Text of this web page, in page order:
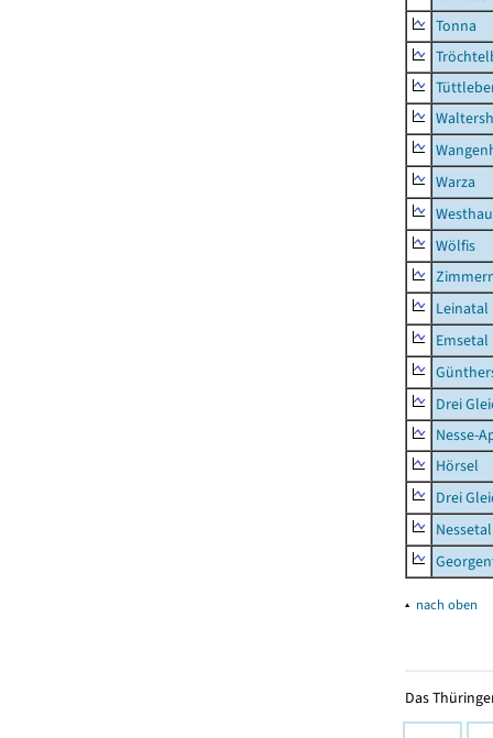
Tonna
Warza
Wölfis
Leinatal
Emsetal
Drei
Nesse-
Hörsel
Drei
Nessetal
▴ nach oben
Das